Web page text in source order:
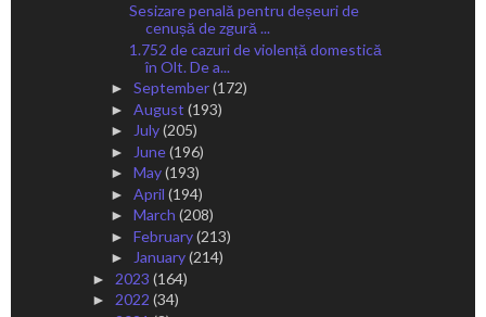
Sesizare penală pentru deșeuri de
cenușă de zgură ...
1.752 de cazuri de violență domestică
în Olt. De a...
► September(172)
► August (193)
► July(205)
► June(196)
► May(193)
► April (194)
► March (208)
► February(213)
► January(214)
► 2023 (164)
► 2022 (34)